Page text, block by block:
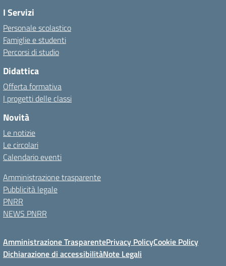
I Servizi
Personale scolastico
Famiglie e studenti
Percorsi di studio
Didattica
Offerta formativa
I progetti delle classi
Novità
Le notizie
Le circolari
Calendario eventi
Amministrazione trasparente
Pubblicità legale
PNRR
NEWS PNRR
Amministrazione TrasparentePrivacy PolicyCookie Policy
Dichiarazione di accessibilitàNote Legali